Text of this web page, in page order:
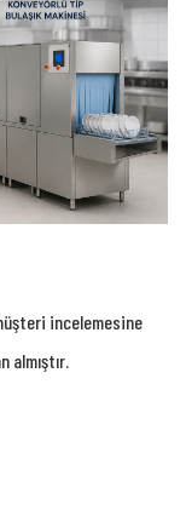
incelemesine